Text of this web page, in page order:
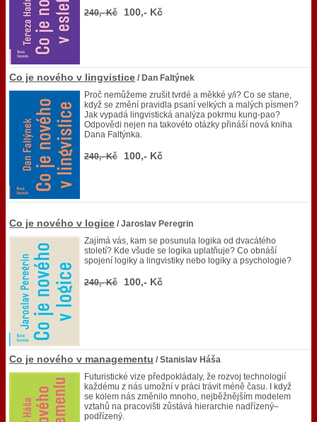
240,- Kč 100,- Kč
Co je nového v lingvistice / Dan Faltýnek
Proč nemůžeme zrušit tvrdé a měkké y/i? Co se stane,
když se změní pravidla psaní velkých a malých písmen?
Jak vypadá lingvistická analýza pokrmu kung-pao?
Odpovědi nejen na takovéto otázky přináší nová kniha
Dana Faltýnka.
240,- Kč 100,- Kč
Co je nového v logice / Jaroslav Peregrin
Zajímá vás, kam se posunula logika od dvacátého
století? Kde všude se logika uplatňuje? Co obnáší
spojení logiky a lingvistiky nebo logiky a psychologie?
240,- Kč 100,- Kč
Co je nového v managementu / Stanislav Háša
Futuristické vize předpokládaly, že rozvoj technologií
každému z nás umožní v práci trávit méně času. I když
se kolem nás změnilo mnoho, nejběžnějším modelem
vztahů na pracovišti zůstává hierarchie nadřízený–
podřízený.